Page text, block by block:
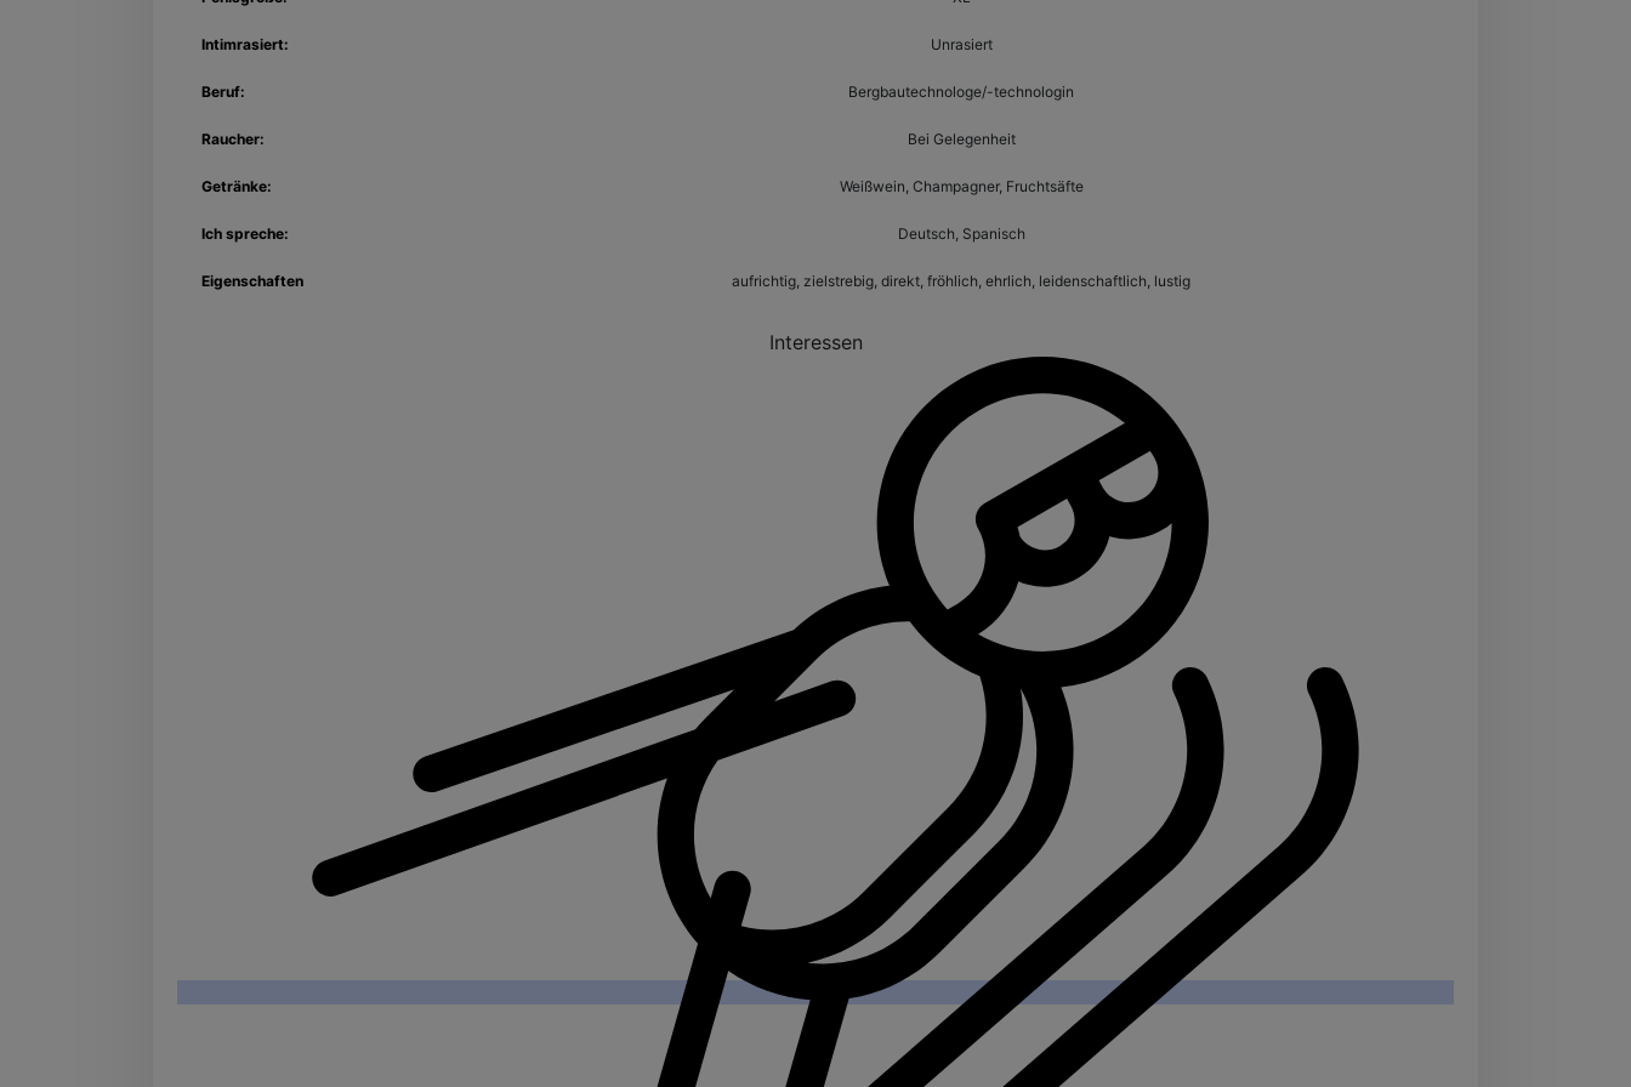
Intimrasiert: Unrasiert
Beruf: Bergbautechnologe/-technologin
Raucher: Bei Gelegenheit
Getränke: Weißwein, Champagner, Fruchtsäfte
Ich spreche: Deutsch, Spanisch
Eigenschaften aufrichtig, zielstrebig, direkt, fröhlich, ehrlich, leidenschaftlich, lustig
Interessen